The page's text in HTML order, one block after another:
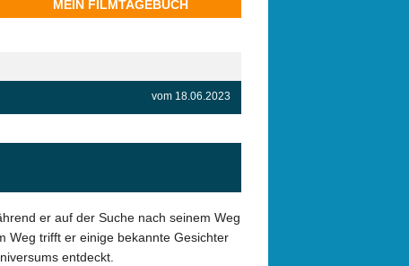
MEIN FILMTAGEBUCH
vom 18.06.2023
er auf der Suche nach seinem Weg
Weg trifft er einige bekannte Gesichter
entdeckt.